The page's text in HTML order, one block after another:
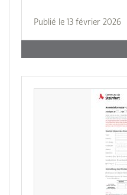
Publié le 13 février 2026